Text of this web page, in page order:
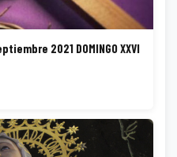
2021 DOMINGO XXVI